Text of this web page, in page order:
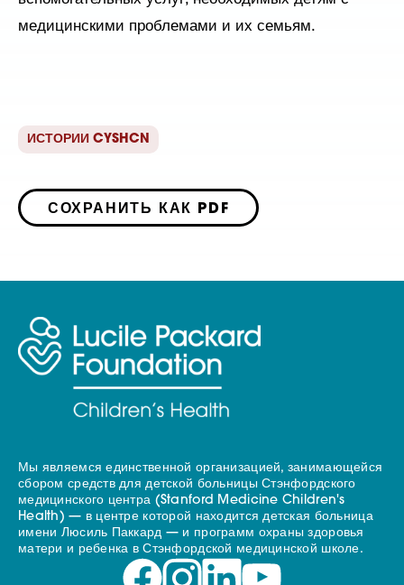
медицинскими проблемами и их семьям.
ИСТОРИИ CYSHCN
СОХРАНИТЬ КАК PDF
Мы являемся единственной организацией, занимающейся
сбором средств для детской больницы Стэнфордского
медицинского центра (Stanford Medicine Children's
Health) — в центре которой находится детская больница
имени Люсиль Паккард — и программ охраны здоровья
матери и ребенка в Стэнфордской медицинской школе.